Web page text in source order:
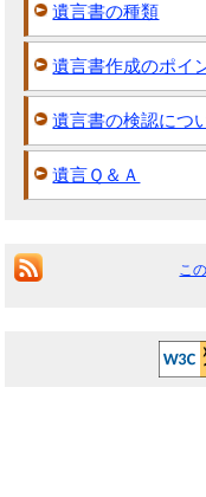
遺言書の種類
遺言書作成のポイ
遺言書の検認につ
遺言Ｑ＆Ａ
こ